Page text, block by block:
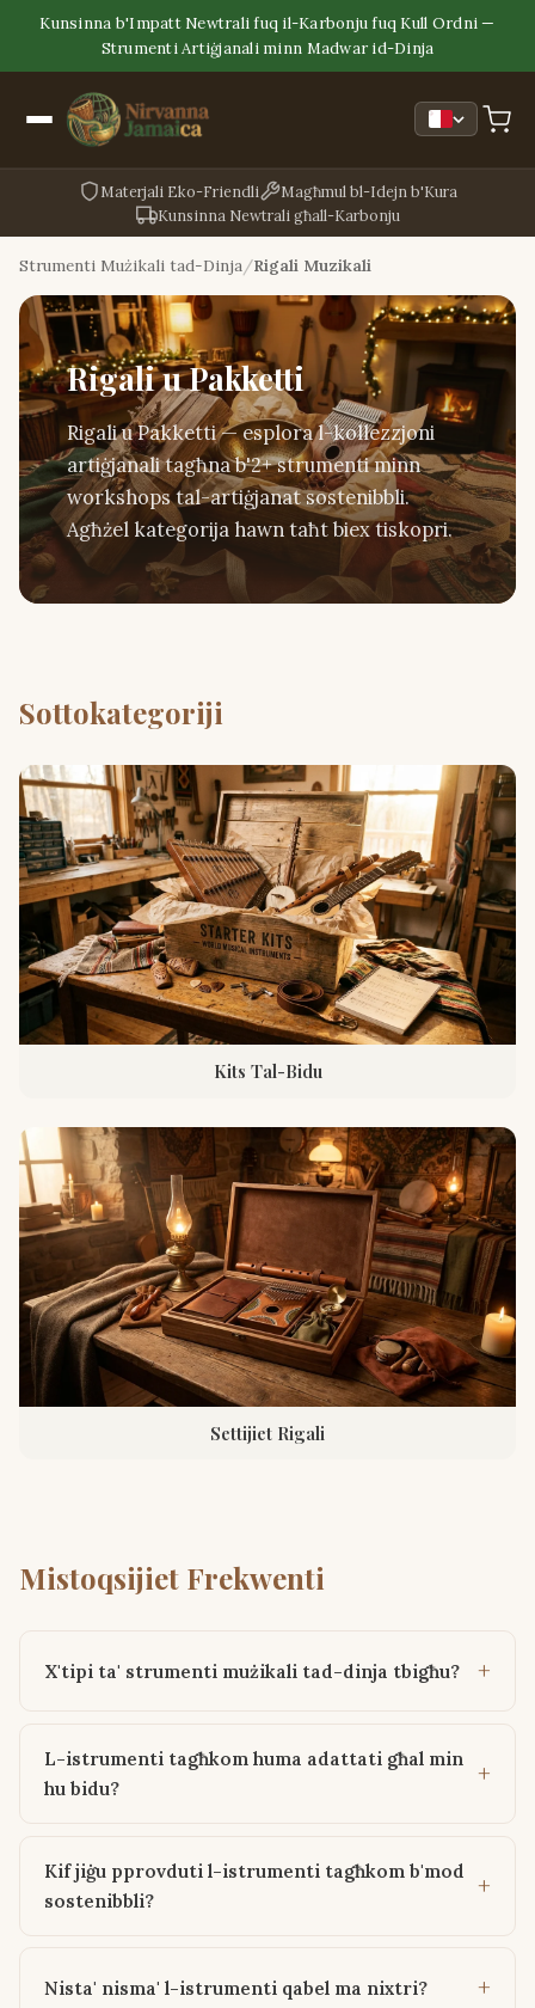
Kunsinna b'Impatt Newtrali fuq il-Karbonju fuq Kull Ordni —
Strumenti Artiġjanali minn Madwar id-Dinja
Materjali Eko-Friendli
Magħmul bl-Idejn b'Kura
Kunsinna Newtrali għall-Karbonju
Strumenti Mużikali tad-Dinja Rigali Muzikali
Rigali u Pakketti
Rigali u Pakketti — esplora l-kollezzjoni
artiġjanali tagħna b'2+ strumenti minn
workshops tal-artiġjanat sostenibbli.
Agħżel kategorija hawn taħt biex tiskopri.
Sottokategoriji
Kits Tal-Bidu
Settijiet Rigali
Mistoqsijiet Frekwenti
X'tipi ta' strumenti mużikali tad-dinja tbigħu?
L-istrumenti tagħkom huma adattati għal min
hu bidu?
Kif jiġu pprovduti l-istrumenti tagħkom b'mod
sostenibbli?
Nista' nisma' l-istrumenti qabel ma nixtri?